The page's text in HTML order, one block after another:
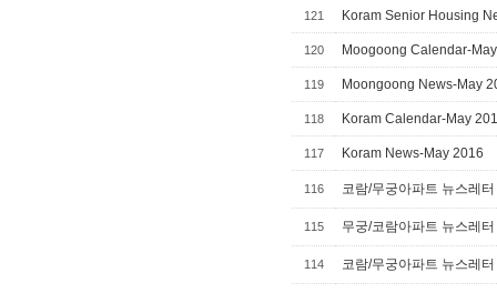
121 Koram Senior Housing
120 Moogoong Calendar-
119 Moongoong News-May
118 Koram Calendar-May
117 Koram News-May 2016
116 코람/무궁아파트 뉴스레
115 무궁/코람아파트 뉴스레
114 코람/무궁아파트 뉴스레